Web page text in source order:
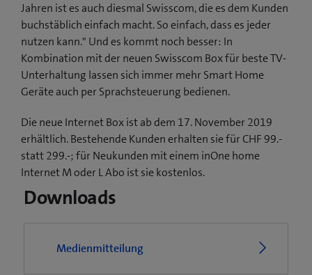
Jahren ist es auch diesmal Swisscom, die es dem Kunden
buchstäblich einfach macht. So einfach, dass es jeder
nutzen kann." Und es kommt noch besser: In
Kombination mit der neuen Swisscom Box für beste TV-
Unterhaltung lassen sich immer mehr Smart Home
Geräte auch per Sprachsteuerung bedienen.
Die neue Internet Box ist ab dem 17. November 2019
erhältlich. Bestehende Kunden erhalten sie für CHF 99.-
statt 299.-; für Neukunden mit einem inOne home
Internet M oder L Abo ist sie kostenlos.
Downloads
Medienmitteilung